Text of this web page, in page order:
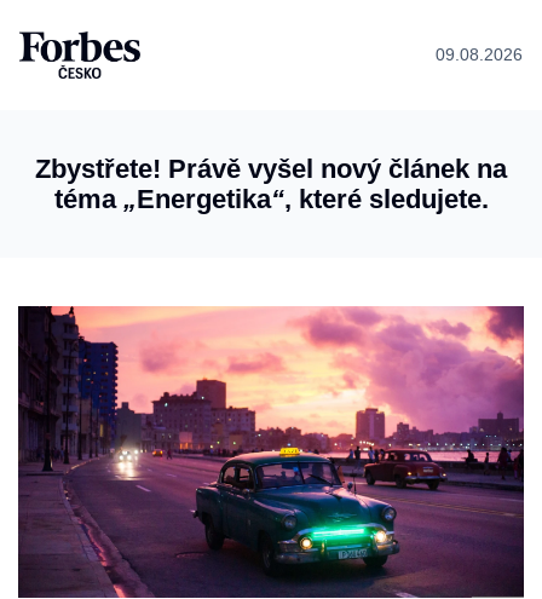
09.08.2026
Zbystřete! Právě vyšel nový článek na
téma „Energetika“, které sledujete.